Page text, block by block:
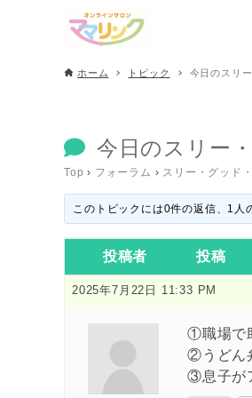
ホーム トピック 今日のスリ
今日のスリー
Top › フォーラム › スリー・グッド
このトピックには0件の返信、1人
投稿者 投稿
2025年7月22日 11:33 PM
①職場で
②うどん
③息子が